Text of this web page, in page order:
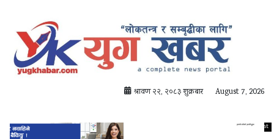
श्रावण २२, २०८३ शुक्रबार August 7, 2026